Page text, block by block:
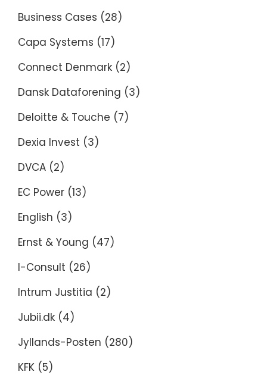
Business Cases (28)
Capa Systems (17)
Connect Denmark (2)
Dansk Dataforening (3)
Deloitte & Touche (7)
Dexia Invest (3)
DVCA (2)
EC Power (13)
English (3)
Ernst & Young (47)
I-Consult (26)
Intrum Justitia (2)
Jubii.dk (4)
Jyllands-Posten (280)
KFK (5)